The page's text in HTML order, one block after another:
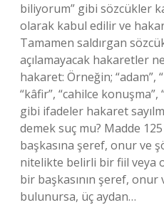
biliyorum” gibi sözcükler
olarak kabul edilir ve
Tamamen saldırgan
açılamayacak hakaretler
hakaret: Örneğin; “adam”,
“kâfir”, “cahilce konuşma”,
gibi ifadeler hakaret
demek suç mu? Madde
başkasına şeref, onur ve
nitelikte belirli bir fiil veya
bir başkasının şeref,
bulunursa, üç aydan…